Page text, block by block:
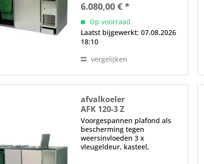
zonder gereedschap
elektronische controle (achter
het diafragma)...
6.080,00 € *
Op voorraad
Laatst bijgewerkt: 07.08.2026
18:10
vergelijken
afvalkoeler
AFK 120-3 Z
Voorgespannen plafond als
bescherming tegen
weersinvloeden 3 x
vleugeldeur, kasteel,